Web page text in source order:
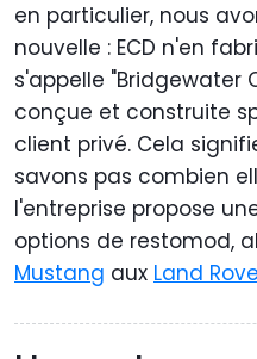
en particulier, nous
nouvelle : ECD n'en
s'appelle "Bridgewater
conçue et construite
client privé. Cela
savons pas combien
l'entreprise propose
options de restomod,
Mustang aux Land